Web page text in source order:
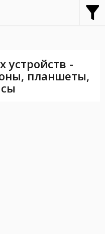
устройств -
планшеты,